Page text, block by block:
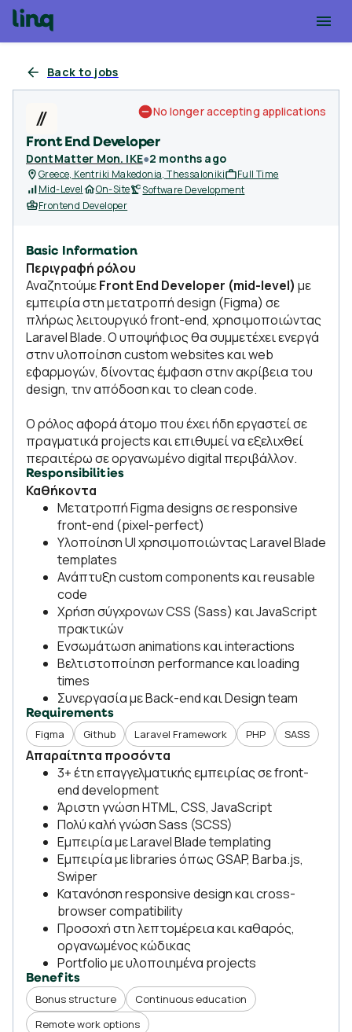
Back to jobs
Front End Developer
DontMatter Mon. IKE●2 months ago
No longer accepting applications
Greece, Kentriki Makedonia, Thessaloniki
Full Time
Mid-Level
On-Site
Software Development
Frontend Developer
Basic Information
Περιγραφή ρόλου
ΑναζητούμεFront End Developer (mid-level) με
εμπειρία στη μετατροπή design (Figma) σε
πλήρως λειτουργικό front-end, χρησιμοποιώντας
Laravel Blade. Ο υποψήφιος θα συμμετέχει ενεργά
στην υλοποίηση custom websites και web
εφαρμογών, δίνοντας έμφαση στην ακρίβεια του
design, την απόδοση και το clean code.
Ο ρόλος αφορά άτομο που έχει ήδη εργαστεί σε
πραγματικά projects και επιθυμεί να εξελιχθεί
περαιτέρω σε οργανωμένο digital περιβάλλον.
Responsibilities
Καθήκοντα
Μετατροπή Figma designs σε responsive
front-end (pixel-perfect)
Υλοποίηση UI χρησιμοποιώντας Laravel Blade
templates
Ανάπτυξη custom components και reusable
code
Χρήση σύγχρονων CSS (Sass) και JavaScript
πρακτικών
Ενσωμάτωση animations και interactions
Βελτιστοποίηση performance και loading
times
Συνεργασία με Back-end και Design team
Requirements
Figma Github Laravel Framework PHP SASS
Απαραίτητα προσόντα
3+ έτη επαγγελματικής εμπειρίας σε front-
end development
Άριστη γνώση HTML, CSS, JavaScript
Πολύ καλή γνώση Sass (SCSS)
Εμπειρία με Laravel Blade templating
Εμπειρία με libraries όπως GSAP, Barba.js,
Swiper
Κατανόηση responsive design και cross-
browser compatibility
Προσοχή στη λεπτομέρεια και καθαρός,
οργανωμένος κώδικας
Portfolio με υλοποιημένα projects
Benefits
Bonus structure
Continuous education
Remote work options